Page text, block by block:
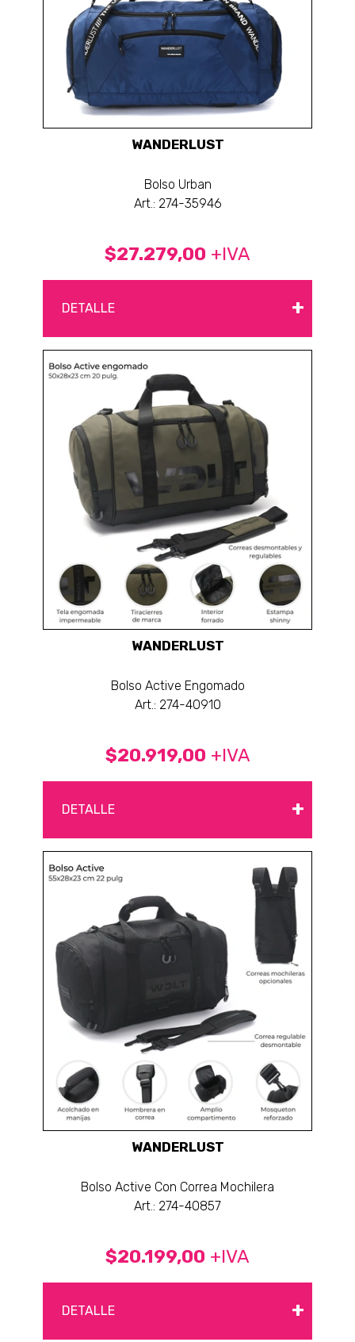
WANDERLUST
Bolso Urban
Art.: 274-35946
$27.279,00 +IVA
DETALLE +
WANDERLUST
Bolso Active Engomado
Art.: 274-40910
$20.919,00 +IVA
DETALLE +
WANDERLUST
Bolso Active Con Correa Mochilera
Art.: 274-40857
$20.199,00 +IVA
DETALLE +